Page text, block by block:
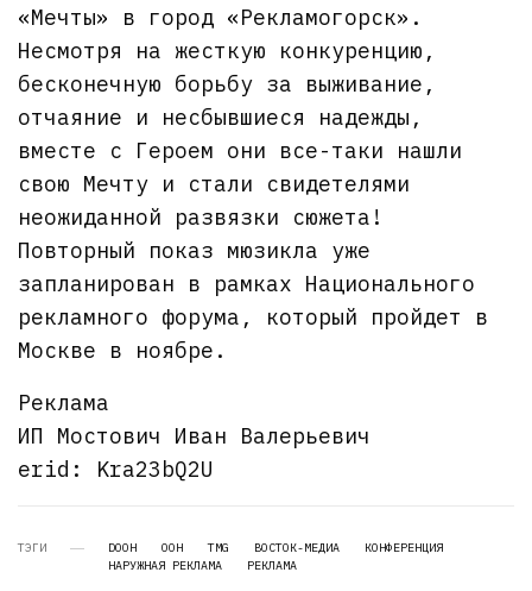
«Мечты» в город «Рекламогорск».
Несмотря на жесткую конкуренцию,
бесконечную борьбу за выживание,
отчаяние и несбывшиеся надежды,
вместе с Героем они все-таки нашли
свою Мечту и стали свидетелями
неожиданной развязки сюжета!
Повторный показ мюзикла уже
запланирован в рамках Национального
рекламного форума, который пройдет в
Москве в ноябре.
Реклама
ИП Мостович Иван Валерьевич
erid: Kra23bQ2U
ТЭГИ DOOH OOH TMG ВОСТОК-МЕДИА
КОНФЕРЕНЦИЯ
НАРУЖНАЯ РЕКЛАМА
РЕКЛАМА